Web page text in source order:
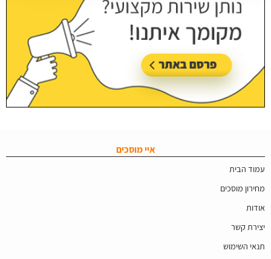
איי מוסכים
עמוד הבית
מחירון מוסכים
אודות
יצירת קשר
תנאי השימוש